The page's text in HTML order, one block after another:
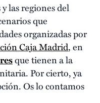
las regiones del
que
organizadas por
Caja Madrid, en
que tienen a la
Por cierto, ya
Os lo contamos